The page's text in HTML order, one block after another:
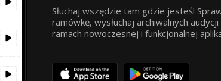
Słuchaj wszędzie tam gdzie jesteś!
ramówkę, wysłuchaj archiwalnych
ramach nowoczesnej i funkcjonalnej